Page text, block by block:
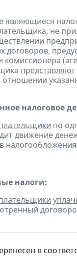
являющиеся
не
договоров,
комиссионера
представляют
отношении
налоговое
по
движение
налоги:
в